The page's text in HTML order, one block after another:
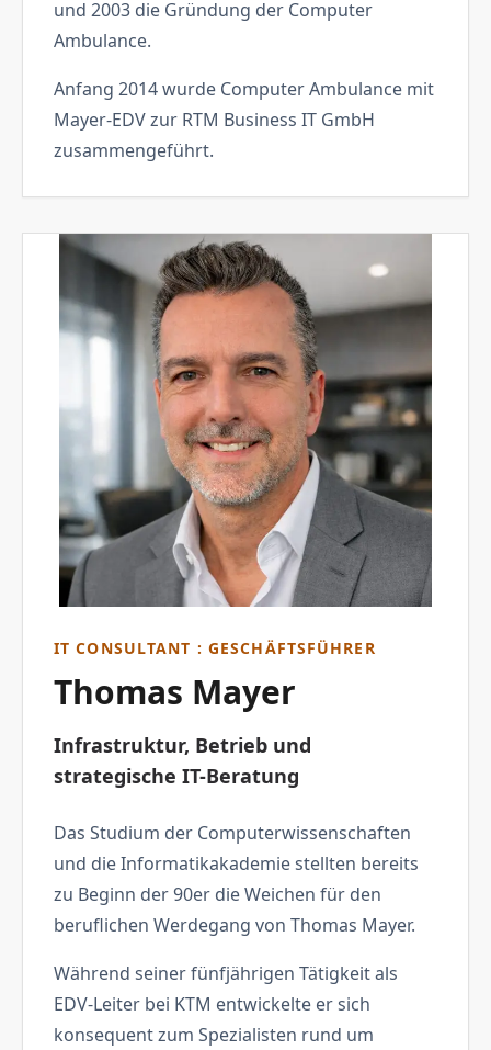
und 2003 die Gründung der Computer
Ambulance.
Anfang 2014 wurde Computer Ambulance mit
Mayer-EDV zur RTM Business IT GmbH
zusammengeführt.
IT CONSULTANT : GESCHÄFTSFÜHRER
Thomas Mayer
Infrastruktur, Betrieb und
strategische IT-Beratung
Das Studium der Computerwissenschaften
und die Informatikakademie stellten bereits
zu Beginn der 90er die Weichen für den
beruflichen Werdegang von Thomas Mayer.
Während seiner fünfjährigen Tätigkeit als
EDV-Leiter bei KTM entwickelte er sich
konsequent zum Spezialisten rund um